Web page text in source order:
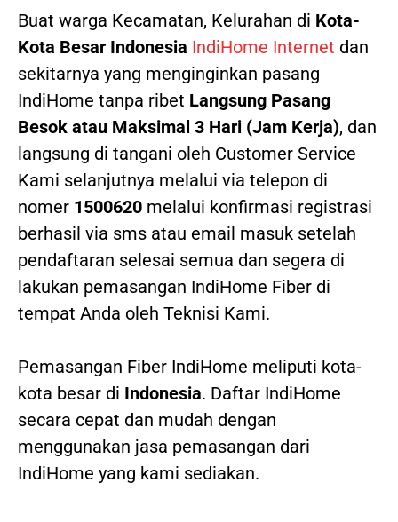
Buat warga Kecamatan, Kelurahan di Kota-
Kota Besar Indonesia IndiHome Internet dan
sekitarnya yang menginginkan pasang
IndiHome tanpa ribet Langsung Pasang
Besok atau Maksimal 3 Hari (Jam Kerja), dan
langsung di tangani oleh Customer Service
Kami selanjutnya melalui via telepon di
nomer 1500620 melalui konfirmasi registrasi
berhasil via sms atau email masuk setelah
pendaftaran selesai semua dan segera di
lakukan pemasangan IndiHome Fiber di
tempat Anda oleh Teknisi Kami.
Pemasangan Fiber IndiHome meliputi kota-
kota besar di Indonesia. Daftar IndiHome
secara cepat dan mudah dengan
menggunakan jasa pemasangan dari
IndiHome yang kami sediakan.